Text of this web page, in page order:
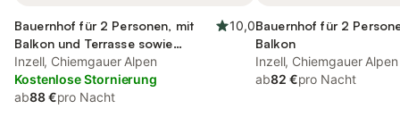
Bauernhof für 2 Personen, mit
Balkon und Terrasse sowie
Garten
10,0
Inzell, Chiemgauer Alpen
Kostenlose Stornierung
ab88 €pro Nacht
Bauernhof für 2
Balkon
Inzell, Chiemgauer Alpen
ab82 €pro Nacht